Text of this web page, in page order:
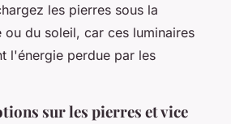
les pierres sous la
ou du soleil, car ces luminaires
l'énergie perdue par les
sur les pierres et vice